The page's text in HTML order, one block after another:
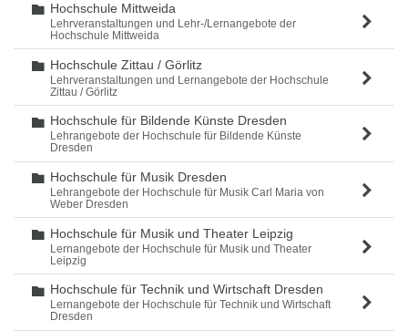
Ordner
Hochschule Mittweida
Lehrveranstaltungen und Lehr-/Lernangebote der
Hochschule Mittweida
Ordner
Hochschule Zittau / Görlitz
Lehrveranstaltungen und Lernangebote der Hochschule
Zittau / Görlitz
Ordner
Hochschule für Bildende Künste Dresden
Lehrangebote der Hochschule für Bildende Künste
Dresden
Ordner
Hochschule für Musik Dresden
Lehrangebote der Hochschule für Musik Carl Maria von
Weber Dresden
Ordner
Hochschule für Musik und Theater Leipzig
Lernangebote der Hochschule für Musik und Theater
Leipzig
Ordner
Hochschule für Technik und Wirtschaft Dresden
Lernangebote der Hochschule für Technik und Wirtschaft
Dresden